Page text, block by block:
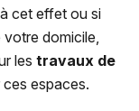
à cet effet ou si
domicile,
les travaux de
espaces.